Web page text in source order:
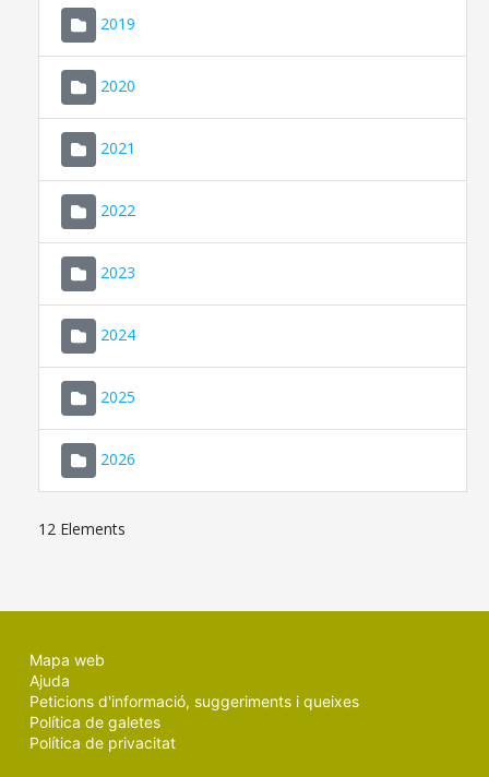
2019
2020
2021
2022
2023
2024
2025
2026
12 Elements
Mapa web
Ajuda
Peticions d'informació, suggeriments i queixes
Política de galetes
Política de privacitat